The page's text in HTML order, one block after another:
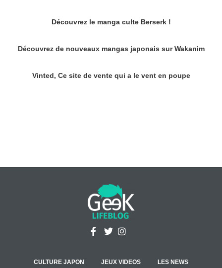
Découvrez le manga culte Berserk !
Découvrez de nouveaux mangas japonais sur Wakanim
Vinted, Ce site de vente qui a le vent en poupe
CULTURE JAPON JEUX VIDEOS LES NEWS